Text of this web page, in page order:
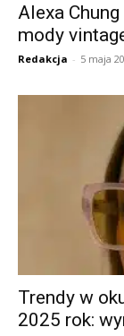
Alexa
mody
Redakcja - 5 maja
Trendy w
2025 rok: